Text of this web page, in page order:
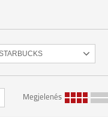
Megjelenés